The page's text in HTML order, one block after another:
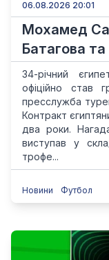
06.08.2026 20:01
Мохамед
Батагова
34-річний
офіційно став
пресслужба
Контракт
два роки.
виступав у
трофе...
Новини Футбол